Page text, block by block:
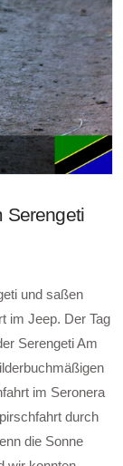
Serengeti
und saßen
im Jeep. Der Tag
Serengeti Am
im Seronera
durch
die Sonne